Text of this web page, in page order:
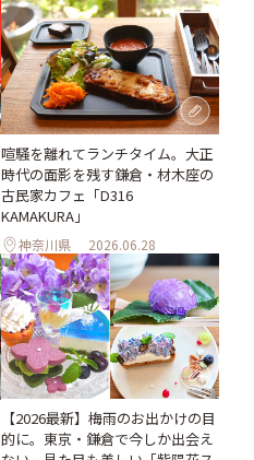
喧騒を離れてランチタイム。大正
時代の面影を残す鎌倉・材木座の
古民家カフェ「D316
KAMAKURA」
神奈川県 2026.06.28
【2026最新】梅雨のお出かけの目
的に。東京・鎌倉で今しか出会え